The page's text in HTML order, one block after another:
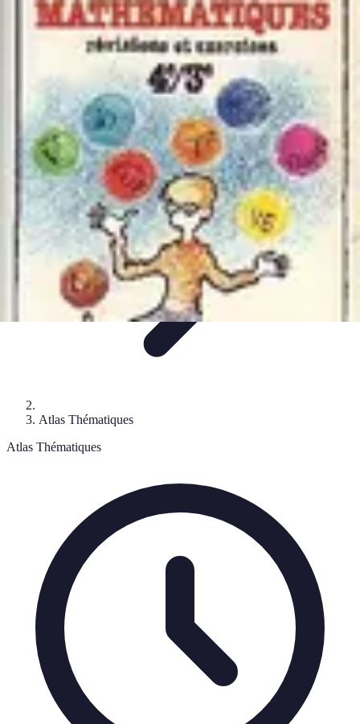
Atlas Géographique
TendancesPerception et UtilisationGuide d'achatÉducation et
Atlas Thématiques
Atlas Géographique
Atlas Thématiques
Atlas Thématiques